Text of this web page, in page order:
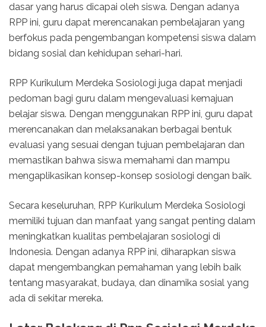
dasar yang harus dicapai oleh siswa. Dengan adanya
RPP ini, guru dapat merencanakan pembelajaran yang
berfokus pada pengembangan kompetensi siswa dalam
bidang sosial dan kehidupan sehari-hari.
RPP Kurikulum Merdeka Sosiologi juga dapat menjadi
pedoman bagi guru dalam mengevaluasi kemajuan
belajar siswa. Dengan menggunakan RPP ini, guru dapat
merencanakan dan melaksanakan berbagai bentuk
evaluasi yang sesuai dengan tujuan pembelajaran dan
memastikan bahwa siswa memahami dan mampu
mengaplikasikan konsep-konsep sosiologi dengan baik.
Secara keseluruhan, RPP Kurikulum Merdeka Sosiologi
memiliki tujuan dan manfaat yang sangat penting dalam
meningkatkan kualitas pembelajaran sosiologi di
Indonesia. Dengan adanya RPP ini, diharapkan siswa
dapat mengembangkan pemahaman yang lebih baik
tentang masyarakat, budaya, dan dinamika sosial yang
ada di sekitar mereka.